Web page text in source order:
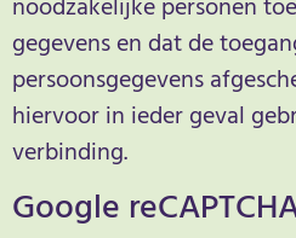
noodzakelijke personen
gegevens en dat de
persoonsgegevens
hiervoor in ieder geval
verbinding.
Google